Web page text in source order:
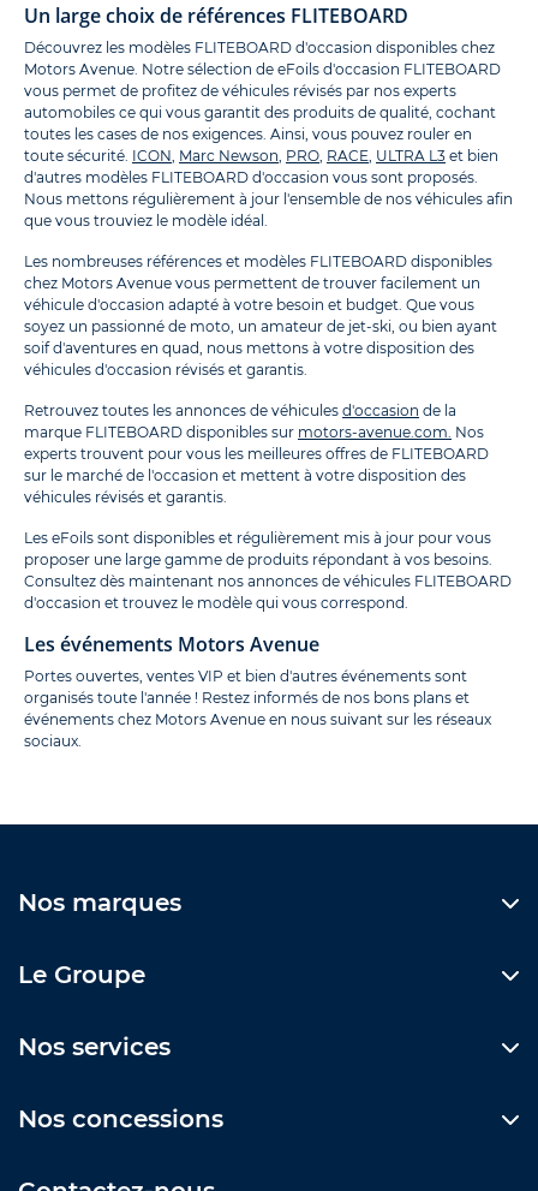
Un large choix de références FLITEBOARD
Découvrez les modèles FLITEBOARD d'occasion disponibles chez
Motors Avenue. Notre sélection de eFoils d'occasion FLITEBOARD
vous permet de profitez de véhicules révisés par nos experts
automobiles ce qui vous garantit des produits de qualité, cochant
toutes les cases de nos exigences. Ainsi, vous pouvez rouler en
toute sécurité. ICON Marc Newson PRO RACE ULTRA L3 et bien
d'autres modèles FLITEBOARD d'occasion vous sont proposés.
Nous mettons régulièrement à jour l'ensemble de nos véhicules afin
que vous trouviez le modèle idéal.
Les nombreuses références et modèles FLITEBOARD disponibles
chez Motors Avenue vous permettent de trouver facilement un
véhicule d'occasion adapté à votre besoin et budget. Que vous
soyez un passionné de moto, un amateur de jet-ski, ou bien ayant
soif d'aventures en quad, nous mettons à votre disposition des
véhicules d'occasion révisés et garantis.
Retrouvez toutes les annonces de véhicules d'occasion de la
marque FLITEBOARD disponibles sur motors-avenue.com. Nos
experts trouvent pour vous les meilleures offres de FLITEBOARD
sur le marché de l'occasion et mettent à votre disposition des
véhicules révisés et garantis.
Les eFoils sont disponibles et régulièrement mis à jour pour vous
proposer une large gamme de produits répondant à vos besoins.
Consultez dès maintenant nos annonces de véhicules FLITEBOARD
d'occasion et trouvez le modèle qui vous correspond.
Les événements Motors Avenue
Portes ouvertes, ventes VIP et bien d'autres événements sont
organisés toute l'année ! Restez informés de nos bons plans et
événements chez Motors Avenue en nous suivant sur les réseaux
sociaux.
Nos marques
Le Groupe
Nos services
Nos concessions